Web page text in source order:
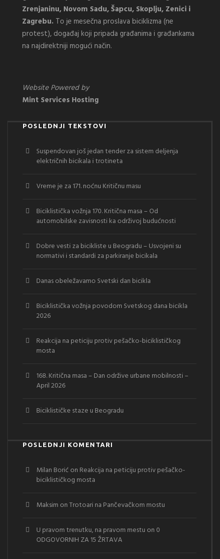
Zrenjaninu, Novom Sadu, Šapcu, Skoplju, Zenici i
Zagrebu. To je mesečna proslava biciklizma (ne
protest), događaj koji pripada građanima i građankama
na najdirektniji mogući način.
Website Powered by
Mint Services Hosting
POSLEDNJI TEKSTOVI
Suspendovan još jedan tender za sistem deljenja
električnih bicikala i trotineta
Vreme je za 171. noćnu Kritičnu masu
Biciklistička vožnja 170. Kritična masa – Od
automobilske zavisnosti ka održivoj budućnosti
Dobre vesti za bicikliste u Beogradu – Usvojeni su
normativi i standardi za parkiranje bicikala
Danas obeležavamo Svetski dan bicikla
Biciklistička vožnja povodom Svetskog dana bicikla
2026
Reakcija na peticiju protiv pešačko-biciklističkog
mosta
168. Kritična masa – Dan održive urbane mobilnosti –
April 2026
Biciklističke staze u Beogradu
POSLEDNJI KOMENTARI
Milan Borić on Reakcija na peticiju protiv pešačko-
biciklističkog mosta
Maksim onTrotoari na Pančevačkom mostu
U pravom trenutku, na pravom mestu on 0
ODGOVORNIH ZA 15 ŽRTAVA